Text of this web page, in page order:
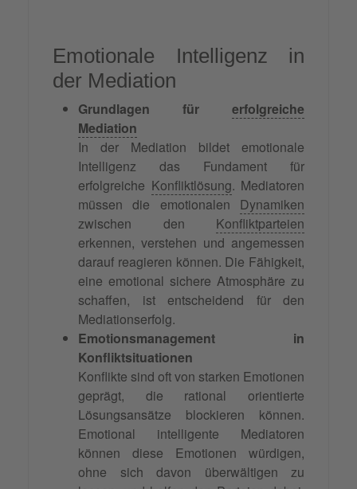
Emotionale Intelligenz in
der Mediation
Grundlagen für erfolgreiche
Mediation
In der Mediation bildet emotionale
Intelligenz das Fundament für
erfolgreiche Konfliktlösung. Mediatoren
müssen die emotionalen Dynamiken
zwischen den Konfliktparteien
erkennen, verstehen und angemessen
darauf reagieren können. Die Fähigkeit,
eine emotional sichere Atmosphäre zu
schaffen, ist entscheidend für den
Mediationserfolg.
Emotionsmanagement in
Konfliktsituationen
Konflikte sind oft von starken Emotionen
geprägt, die rational orientierte
Lösungsansätze blockieren können.
Emotional intelligente Mediatoren
können diese Emotionen würdigen,
ohne sich davon überwältigen zu